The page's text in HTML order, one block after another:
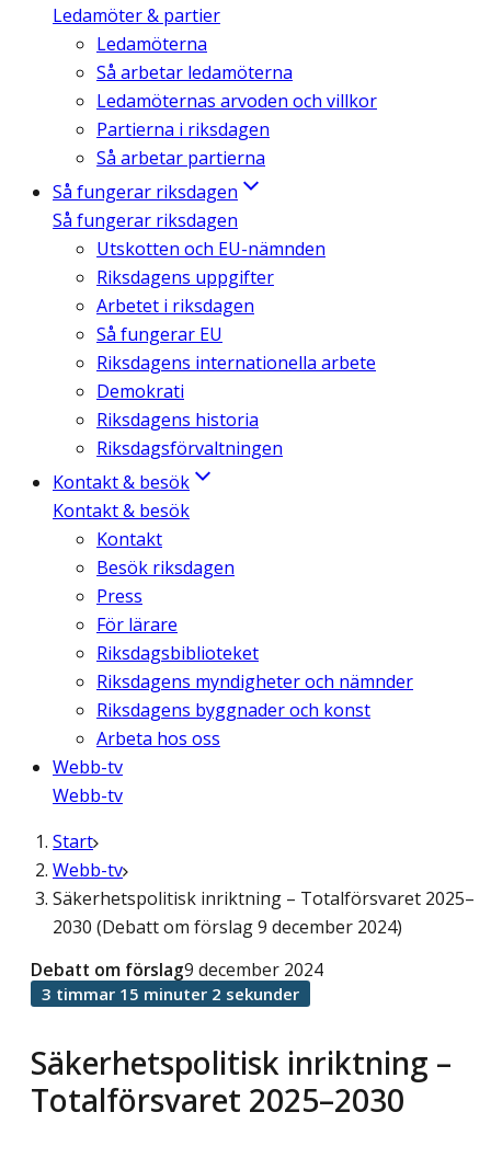
Ledamöter & partier
Ledamöterna
Så arbetar ledamöterna
Ledamöternas arvoden och villkor
Partierna i riksdagen
Så arbetar partierna
Så fungerar riksdagen
Så fungerar riksdagen
Utskotten och EU-nämnden
Riksdagens uppgifter
Arbetet i riksdagen
Så fungerar EU
Riksdagens internationella arbete
Demokrati
Riksdagens historia
Riksdagsförvaltningen
Kontakt & besök
Kontakt & besök
Kontakt
Besök riksdagen
Press
För lärare
Riksdagsbiblioteket
Riksdagens myndigheter och nämnder
Riksdagens byggnader och konst
Arbeta hos oss
Webb-tv
Webb-tv
Start
Webb-tv
Säkerhetspolitisk inriktning – Totalförsvaret 2025–
2030 (Debatt om förslag 9 december 2024)
Säkerhetspolitisk inriktning –
Totalförsvaret 2025–2030
Debatt om förslag9 december 2024
3 timmar 15 minuter 2 sekunder